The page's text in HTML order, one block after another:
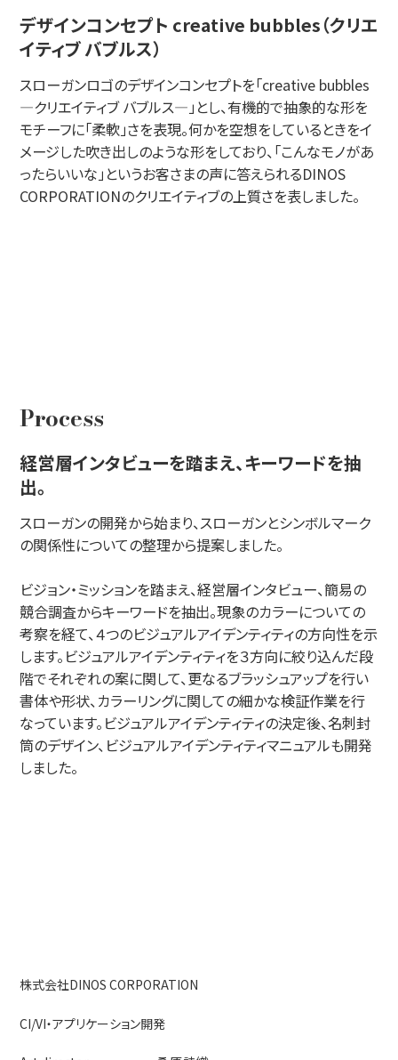
デザインコンセプト creative bubbles（クリエ
イティブ バブルス）
スローガンロゴのデザインコンセプトを「creative bubbles
―クリエイティブ バブルス―」とし、有機的で抽象的な形を
モチーフに「柔軟」さを表現。何かを空想をしているときをイ
メージした吹き出しのような形をしており、「こんなモノがあ
ったらいいな」というお客さまの声に答えられるDINOS
CORPORATIONのクリエイティブの上質さを表しました。
Process
経営層インタビューを踏まえ、キーワードを抽
出。
スローガンの開発から始まり、スローガンとシンボルマーク
の関係性についての整理から提案しました。
ビジョン・ミッションを踏まえ、経営層インタビュー、簡易の
競合調査からキーワードを抽出。現象のカラーについての
考察を経て、４つのビジュアルアイデンティティの方向性を示
します。ビジュアルアイデンティティを３方向に絞り込んだ段
階でそれぞれの案に関して、更なるブラッシュアップを行い
書体や形状、カラーリングに関しての細かな検証作業を行
なっています。ビジュアルアイデンティティの決定後、名刺封
筒のデザイン、ビジュアルアイデンティティマニュアルも開発
しました。
株式会社DINOS CORPORATION
CI/VI・アプリケーション開発